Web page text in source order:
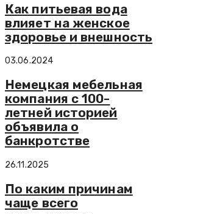
Как питьевая вода
влияет на женское
здоровье и внешность
03.06.2024
Немецкая мебельная
компания с 100-
летней историей
объявила о
банкротстве
26.11.2025
По каким причинам
чаще всего